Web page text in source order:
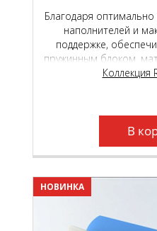
Благодаря
наполнителей и
поддержке,
пружинным блоком,
подаритКоллекция
В
НОВИНКА